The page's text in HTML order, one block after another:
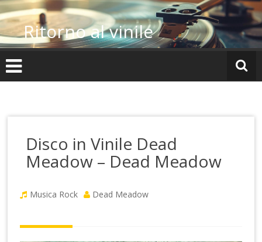
Vai
al
contenutoRitorno al vinile
Disco in Vinile Dead
Meadow – Dead Meadow
Musica Rock Dead Meadow